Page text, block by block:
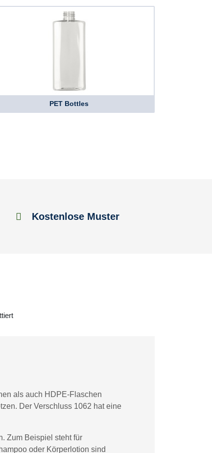
PET Bottles
Kostenlose Muster
als auch HDPE-Flaschen
Der Verschluss 1062 hat eine
Zum Beispiel steht für
oder Körperlotion sind